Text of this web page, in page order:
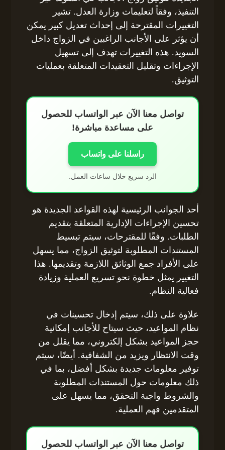
التنفيذ، وفقاً لتعليمات وزارة العدل. تشير
التغييرات المقترحة إلى إحداث تعديل كبير يمكن
أن يؤثر على الأجانب الراغبين في الزواج داخل
السويد. هذه التغييرات تهدف إلى تسهيل
الإجراءات وتقليل التعقيدات المتعلقة بعمليات
التوثيق.
تواصل معنا الآن عبر الواتساب للحصول
على مساعدة مباشرة!
راسلنا على واتساب
الرد سريع خلال ساعات العمل.
أحد الجوانب الرئيسية لهذه القواعد الجديدة هو
تحسين الإجراءات الإدارية المتعلقة بتقديم
الطلبات. وفقًا للمقترحات، سيتم تبسيط
المستندات المطلوبة لتوثيق الزواج، مما يسهل
على الأفراد جمع الوثائق اللازمة وتقديمها. هذا
التغيير يمثل خطوة نحو تسريع العملية وزيادة
فعالية النظام.
علاوة على ذلك، سيتم إدخال تحسينات في
نظام المواعيد، حيث سيتاح للأجانب إمكانية
حجز المواعيد بشكل إلكتروني، مما يقلل من
وقت الانتظار ويزيد من الشفافية. أيضًا، سيتم
توفير معلومات جديدة بشكل أفضل، بما في
ذلك معلومات حول المستندات المطلوبة
والشروط واجبة التحقق، مما يسهل على
المتقدمين فهم العملية.
تواصل معنا الآن عبر الواتساب للحصول